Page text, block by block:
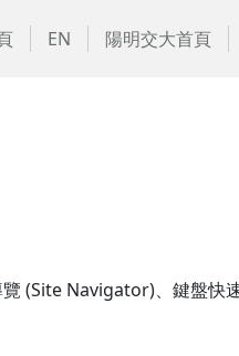
EN 陽明交大首頁
(Site Navigator)、鍵盤快速